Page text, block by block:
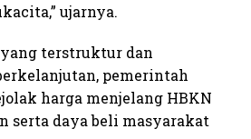
ujarnya.
terstruktur dan
pemerintah
harga menjelang HBKN
serta daya beli masyarakat